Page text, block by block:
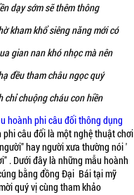
dạy sớm sẽ thêm thông
kham khổ siêng năng mới có
gian nan khó nhọc mà nên
đều tham châu ngọc quý
chỉ chuộng cháu con hiền
hoành phi câu đối thông dụng
phi câu đối là một nghệ thuật chơi
hay người xưa thường nói '
. Dưới đây là những mẫu hoành
bằng đồng Đại Bái tại mỹ
quý vị cùng tham khảo